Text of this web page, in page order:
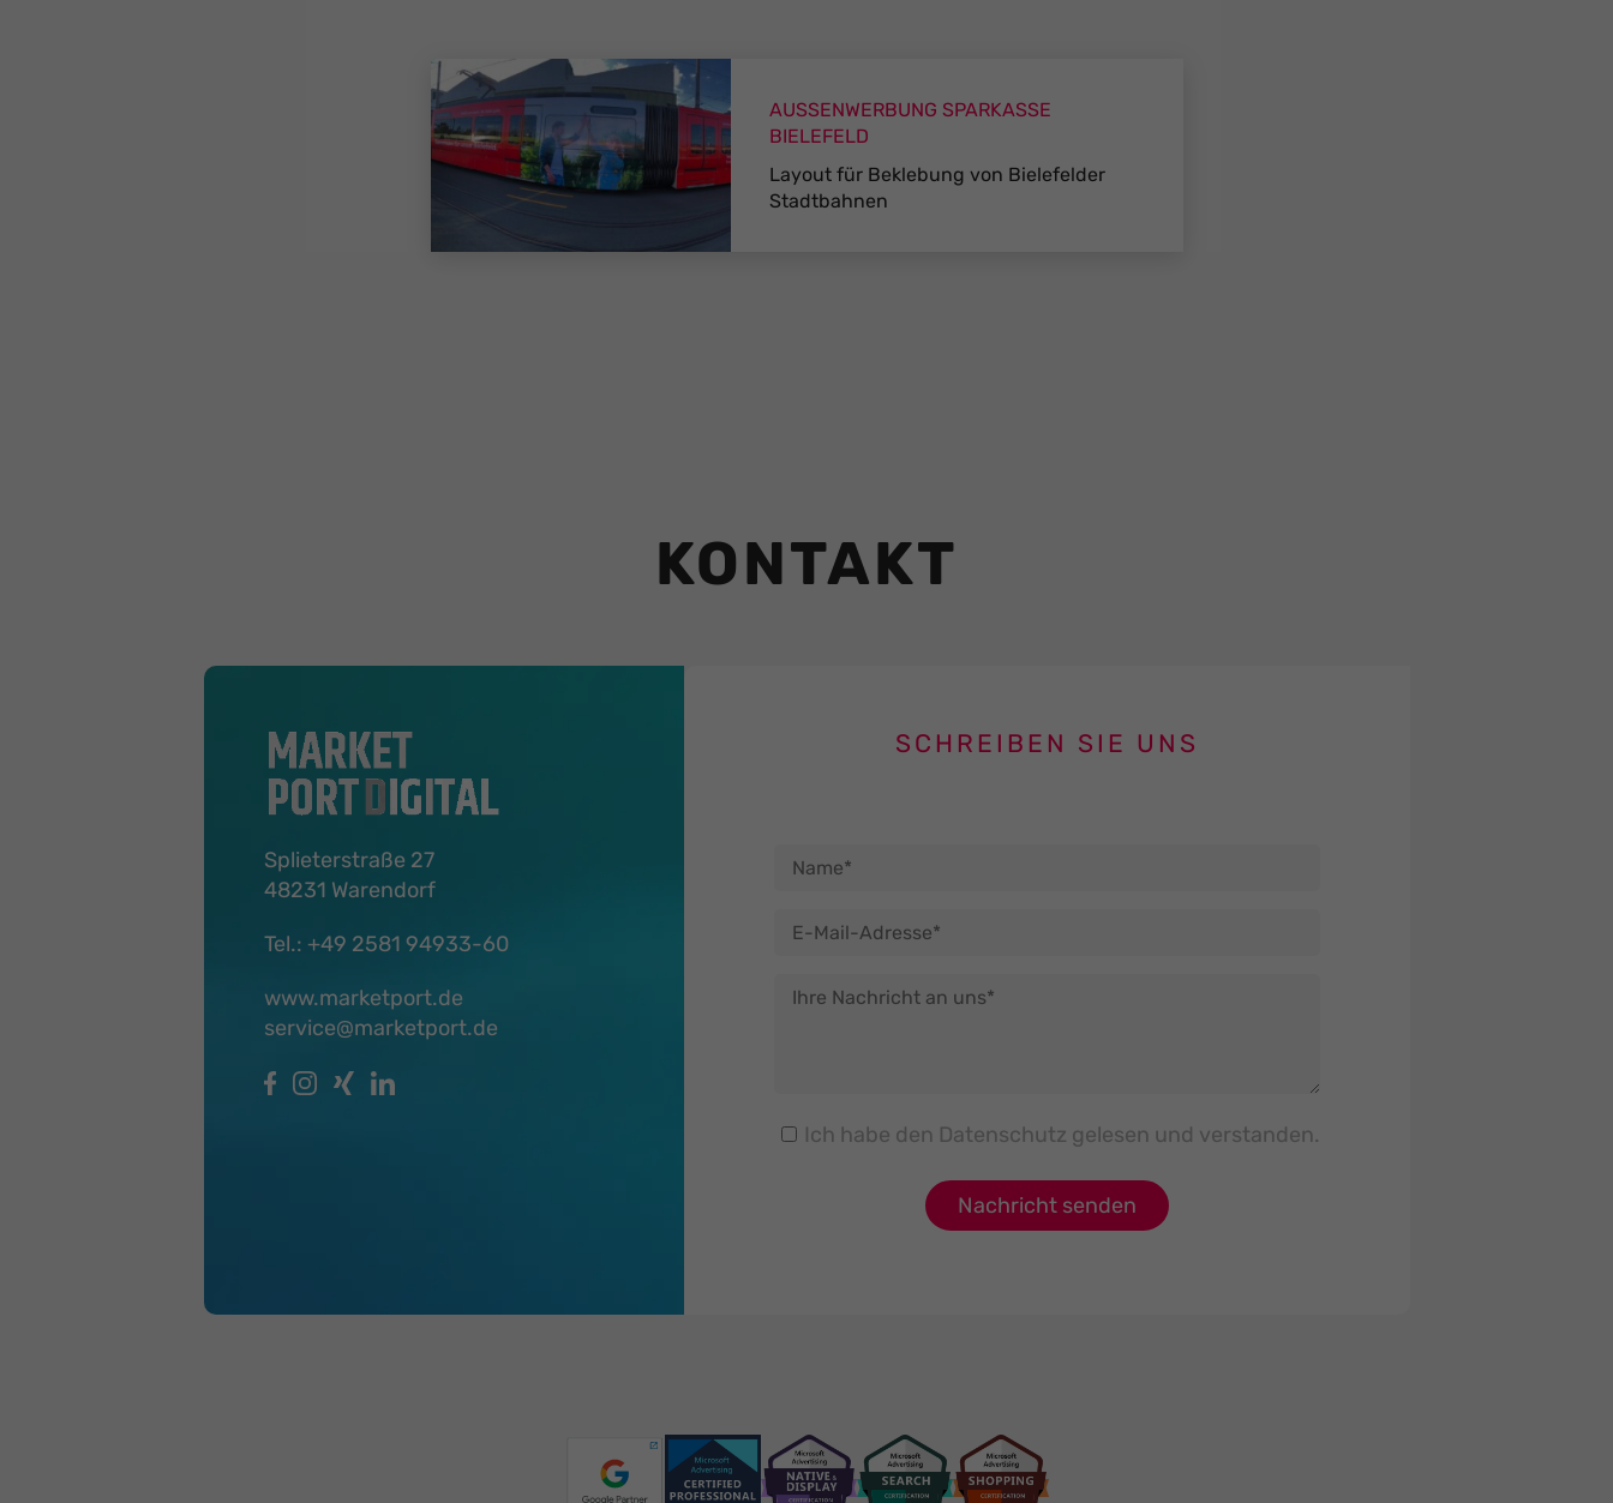
AUSSENWERBUNG SPARKASSE
BIELEFELD
Layout für Beklebung von Bielefelder
Stadtbahnen
KONTAKT
Splieterstraße 27
48231 Warendorf
Tel.: +49 2581 94933-60
www.marketport.de
service@marketport.de
SCHREIBEN SIE UNS
Ich habe den Datenschutz gelesen und verstanden.